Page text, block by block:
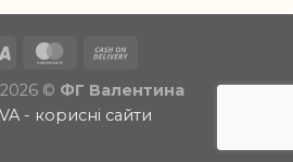
© ФГ Валентина
- корисні сайти